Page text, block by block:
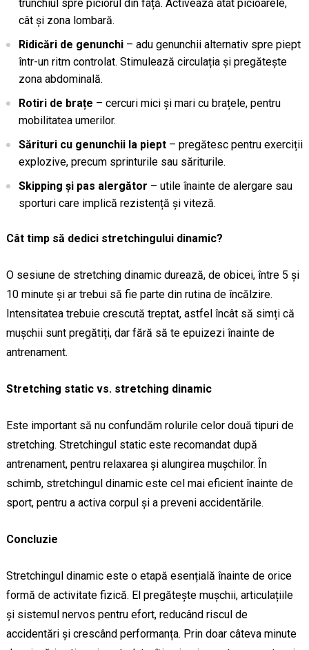
trunchiul spre piciorul din față. Activează atât picioarele,
cât și zona lombară.
Ridicări de genunchi– adu genunchii alternativ spre piept
într-un ritm controlat. Stimulează circulația și pregătește
zona abdominală.
Rotiri de brațe – cercuri mici și mari cu brațele, pentru
mobilitatea umerilor.
Sărituri cu genunchii la piept– pregătesc pentru exerciții
explozive, precum sprinturile sau săriturile.
Skipping și pas alergător – utile înainte de alergare sau
sporturi care implică rezistență și viteză.
Cât timp să dedici stretchingului dinamic?
O sesiune de stretching dinamic durează, de obicei, între 5 și
10 minute și ar trebui să fie parte din rutina de încălzire.
Intensitatea trebuie crescută treptat, astfel încât să simți că
mușchii sunt pregătiți, dar fără să te epuizezi înainte de
antrenament.
Stretching static vs. stretching dinamic
Este important să nu confundăm rolurile celor două tipuri de
stretching. Stretchingul static este recomandat după
antrenament, pentru relaxarea și alungirea mușchilor. În
schimb, stretchingul dinamic este cel mai eficient înainte de
sport, pentru a activa corpul și a preveni accidentările.
Concluzie
Stretchingul dinamic este o etapă esențială înainte de orice
formă de activitate fizică. El pregătește mușchii, articulațiile
și sistemul nervos pentru efort, reducând riscul de
accidentări și crescând performanța. Prin doar câteva minute